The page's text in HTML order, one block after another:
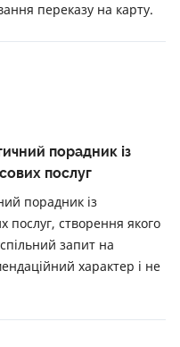
переказу на карту.
порадник із
послуг
порадник із
послуг, створення якого
запит на
характер і не